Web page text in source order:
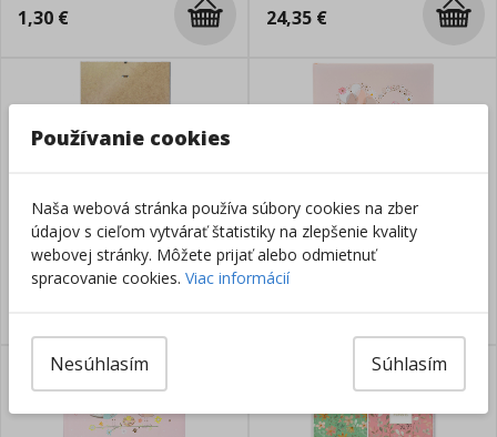
1,30 € 24,35 €
Fotorámik s klipmi a
plexisklom 30x40cm
Skladom
Fotoalbum 30 x 31 cm, Srdce
Skladom
Používanie cookies
Naša webová stránka používa súbory cookies na zber
údajov s cieľom vytvárať štatistiky na zlepšenie kvality
webovej stránky. Môžete prijať alebo odmietnuť
spracovanie cookies. Viac informácií
Súhlasím
Nesúhlasím